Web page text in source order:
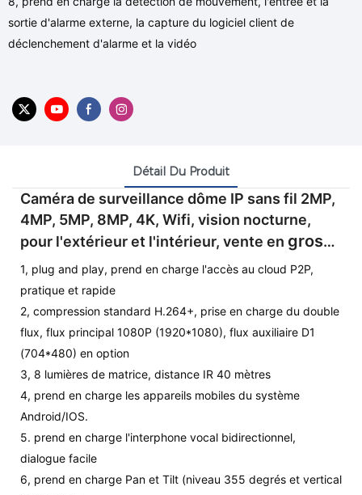
sortie d'alarme externe, la capture du logiciel client de
déclenchement d'alarme et la vidéo
Détail Du Produit
Caméra de surveillance dôme IP sans fil 2MP,
4MP, 5MP, 8MP, 4K, Wifi, vision nocturne,
pour l'extérieur et l'intérieur, vente en gros
en Chine
1, plug and play, prend en charge l'accès au cloud P2P,
pratique et rapide
2, compression standard H.264+, prise en charge du double
flux, flux principal 1080P (1920*1080), flux auxiliaire D1
(704*480) en option
3, 8 lumières de matrice, distance IR 40 mètres
4, prend en charge les appareils mobiles du système
Android/IOS.
5. prend en charge l'interphone vocal bidirectionnel,
dialogue facile
6, prend en charge Pan et Tilt (niveau 355 degrés et vertical